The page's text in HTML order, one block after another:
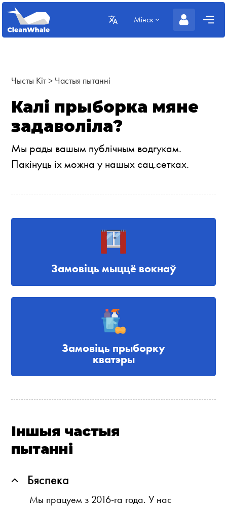
Мінск
Чысты Кіт> Частыя пытанні
Калі прыборка мяне
задаволіла?
Мы рады вашым публічным водгукам.
Пакінуць іх можна у нашых сац.сетках.
Замовіць мыццё вокнаў
Замовіць прыборку
кватэры
Іншыя частыя
пытанні
Бяспека
Мы працуем з 2016-га года. У нас